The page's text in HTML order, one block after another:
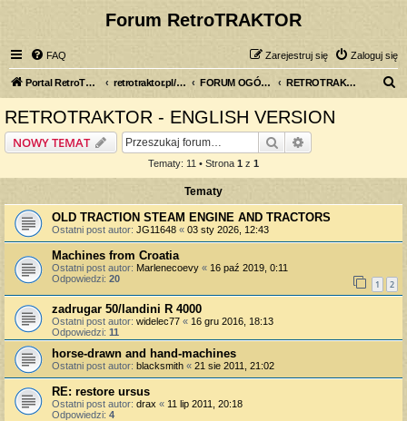
Forum RetroTRAKTOR
FAQ Zaloguj się
Zarejestruj się
Portal RetroTRAKTOR.pl retrotraktor.pl/forum FORUM OGÓLNE RETROTRAKTOR - ENGLISH VERSION
RETROTRAKTOR - ENGLISH VERSION
NOWY TEMAT Szukaj
Tematy: 11 • Strona 1 z 1
Tematy
OLD TRACTION STEAM ENGINE AND TRACTORS
Ostatni post autor: JG11648 « 03 sty 2026, 12:43
Machines from Croatia
Ostatni post autor: Marlenecoevy « 16 paź 2019, 0:11
Odpowiedzi: 20 1 2
zadrugar 50/landini R 4000
Ostatni post autor: widelec77 « 16 gru 2016, 18:13
Odpowiedzi: 11
horse-drawn and hand-machines
Ostatni post autor: blacksmith « 21 sie 2011, 21:02
RE: restore ursus
Ostatni post autor: drax « 11 lip 2011, 20:18
Odpowiedzi: 4